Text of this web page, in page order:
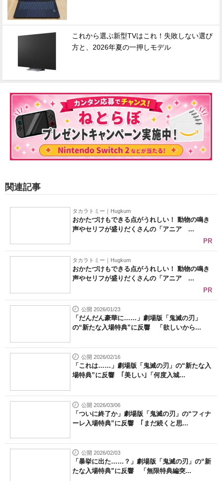
これから選ぶ新型TVはこれ！失敗しない選び
方と、2026年夏の一押しモデル
関連記事
タカラトミー｜Hugkum
おかたづけもできる点がうれしい！ 動物の鳴き
声やセリフが盛りだくさんの「アニア ...
PR
タカラトミー｜Hugkum
おかたづけもできる点がうれしい！ 動物の鳴き
声やセリフが盛りだくさんの「アニア ...
PR
公開 2026/01/23
「だんだん豪華に……」劇場版「鬼滅の刃」
の“新たな入場特典”に反響 「欲しいから...
公開 2026/02/16
「これは……」劇場版「鬼滅の刃」の“新たな入
場特典”に反響 ｢美しい｣「何度入城...
公開 2026/03/06
「ついに終了か」劇場版「鬼滅の刃」の“フィナ
ーレ入場特典”に反響 ｢まだ続くと思...
公開 2026/02/03
「暴挙に出た……？」劇場版「鬼滅の刃」の“新
たな入場特典”に反響 「無限特典編突...